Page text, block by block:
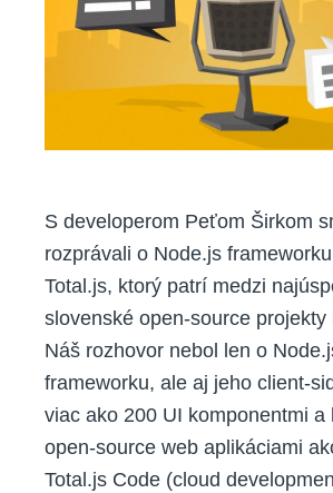
zarábať
s
open-
source?
S developerom Peťom Širkom
rozprávali o Node.js
Total.js, ktorý patrí medzi
slovenské open-source projekty
Náš rozhovor nebol len o
frameworku, ale aj jeho client-
viac ako 200 UI komponentmi a
open-source web aplikáciami
Total.js Code (cloud